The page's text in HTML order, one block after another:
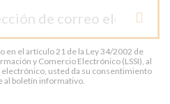
en el artículo 21 de la Ley 34/2002 de
y Comercio Electrónico (LSSI), al
usted da su consentimiento
al boletín informativo.